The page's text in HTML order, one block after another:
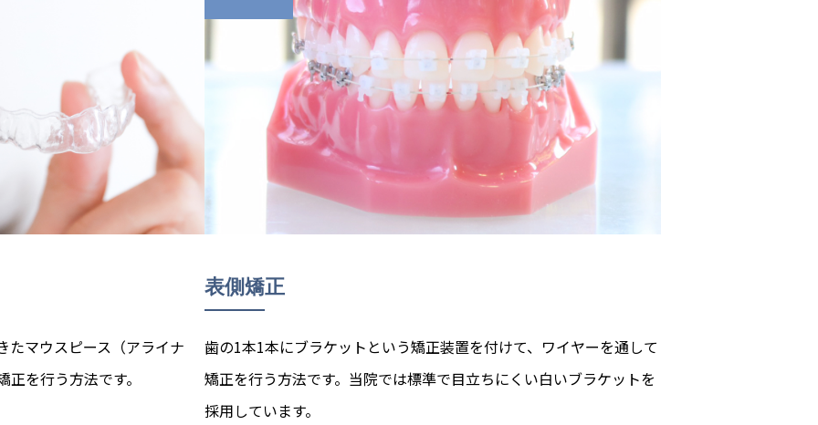
たマウスピース（アライナ
を行う方法です。
表側矯正
歯の1本1本にブラケットという矯正装置を付けて、ワイヤーを通して
矯正を行う方法です。当院では標準で目立ちにくい白いブラケットを
採用しています。